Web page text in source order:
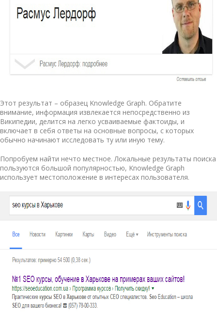
Этот результат – образец Knowledge Graph. Обратите
внимание, информация извлекается непосредственно из
Википедии, делится на легко усваиваемые фактоиды, и
включает в себя ответы на основные вопросы, с которых
обычно начинают исследовать ту или иную тему.
Попробуем найти нечто местное. Локальные результаты поиска
пользуются большой популярностью, Knowledge Graph
использует местоположение в интересах пользователя.